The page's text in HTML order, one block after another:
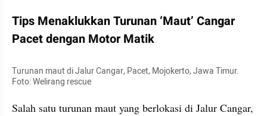
Tips Menaklukkan Turunan ‘Maut’ Cangar
Pacet dengan Motor Matik
Turunan maut di Jalur Cangar, Pacet, Mojokerto, Jawa Timur.
Foto: Welirang rescue
Salah satu turunan maut yang berlokasi di Jalur Cangar,